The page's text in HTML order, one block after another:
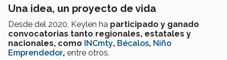
Una idea, un proyecto de vida
Desde del 2020, Keylen ha participado y ganado
convocatorias tanto regionales, estatales y
nacionales, como INCmty, Bécalos, Niño
Emprendedor, entre otros.